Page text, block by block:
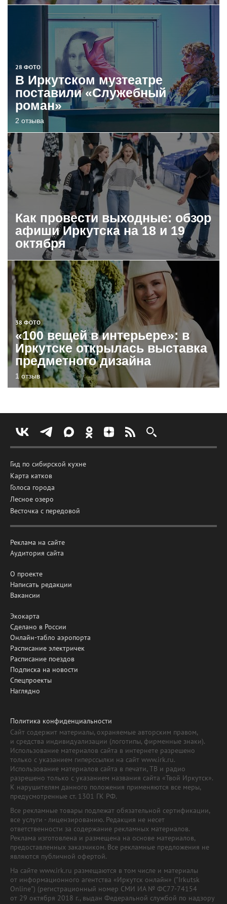
28 ФОТО
В Иркутском музтеатре
поставили «Служебный
роман»
2 отзыва
Как провести выходные: обзор
афиши Иркутска на 18 и 19
октября
38 ФОТО
«100 вещей в интерьере»: в
Иркутске открылась выставка
предметного дизайна
1 отзыв
Гид по сибирской кухне
Карта катков
Голоса города
Лесное озеро
Весточка с передовой
Реклама на сайте
Аудитория сайта
О проекте
Написать редакции
Вакансии
Экокарта
Сделано в России
Онлайн-табло аэропорта
Расписание электричек
Расписание поездов
Подписка на новости
Спецпроекты
Наглядно
Политика конфиденциальности
Сайт содержит материалы, охраняемые авторским правом,
и средства индивидуализации (логотипы, фирменные знаки).
Использование материалов сайта в интернете разрешено
только с указанием гиперссылки на сайт www.irk.ru.
Использование материалов сайта в печати, ТВ и радио
разрешено только с указанием названия сайта «Твой Иркутск».
К нарушителям данного положения применяются все меры,
предусмотренные ст. 1301 ГК РФ.
Все рекламные товары подлежат обязательной сертификации,
все услуги - лицензированию. Редакция не несет
ответственности за содержание рекламных материалов.
Реклама изготовлена и размещена на основе материалов,
предоставленных заказчиком. Все рекламные предложения не
являются публичной офертой.
На сайте www.irk.ru размещаются в том числе и материалы
от информационного агентства «Иркутск онлайн» ("Irkutsk
Online") (регистрационный номер СМИ ИА № ФС77-74154
от 29 октября 2018 г., выдан Федеральной службой по надзору